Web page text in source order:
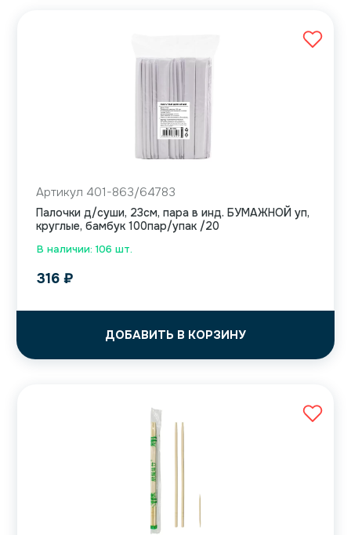
В наличии: 106 шт.
Артикул 401-863/64783
Палочки д/суши, 23см, пара в инд. БУМАЖНОЙ уп,
круглые, бамбук 100пар/упак /20
316 ₽
ДОБАВИТЬ В КОРЗИНУ